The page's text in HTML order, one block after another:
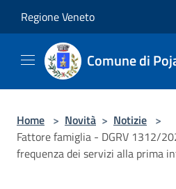
Regione Veneto
Comune di
Home > Novità > Notizie >
Fattore famiglia - DGRV 1312/
frequenza dei servizi alla prima